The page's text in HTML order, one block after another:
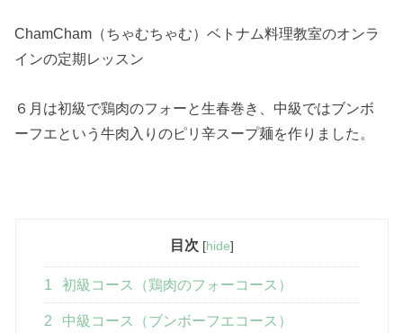
ChamCham（ちゃむちゃむ）ベトナム料理教室のオンラ
インの定期レッスン
６月は初級で鶏肉のフォーと生春巻き、中級ではブンボ
ーフエという牛肉入りのピリ辛スープ麺を作りました。
目次 [hide]
1 初級コース（鶏肉のフォーコース）
2 中級コース（ブンボーフエコース）